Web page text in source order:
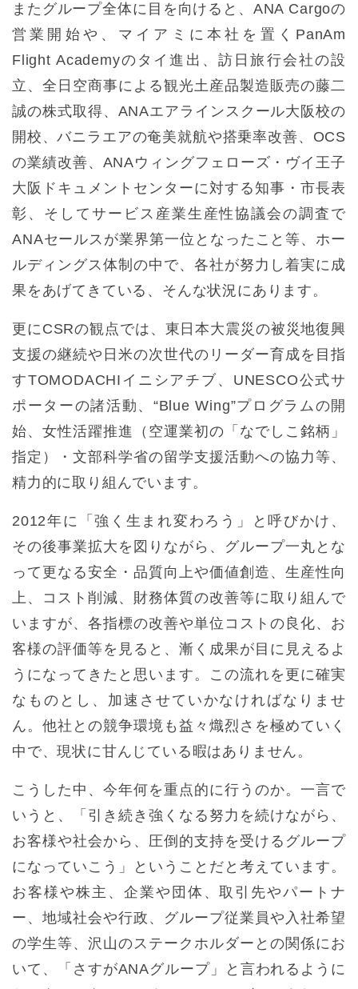
またグループ全体に目を向けると、ANA Cargoの
営業開始や、マイアミに本社を置くPanAm
Flight Academyのタイ進出、訪日旅行会社の設
立、全日空商事による観光土産品製造販売の藤二
誠の株式取得、ANAエアラインスクール大阪校の
開校、バニラエアの奄美就航や搭乗率改善、OCS
の業績改善、ANAウィングフェローズ・ヴイ王子
大阪ドキュメントセンターに対する知事・市長表
彰、そしてサービス産業生産性協議会の調査で
ANAセールスが業界第一位となったこと等、ホー
ルディングス体制の中で、各社が努力し着実に成
果をあげてきている、そんな状況にあります。
更にCSRの観点では、東日本大震災の被災地復興
支援の継続や日米の次世代のリーダー育成を目指
すTOMODACHIイニシアチブ、UNESCO公式サ
ポーターの諸活動、“Blue Wing”プログラムの開
始、女性活躍推進（空運業初の「なでしこ銘柄」
指定）・文部科学省の留学支援活動への協力等、
精力的に取り組んでいます。
2012年に「強く生まれ変わろう」と呼びかけ、
その後事業拡大を図りながら、グループ一丸とな
って更なる安全・品質向上や価値創造、生産性向
上、コスト削減、財務体質の改善等に取り組んで
いますが、各指標の改善や単位コストの良化、お
客様の評価等を見ると、漸く成果が目に見えるよ
うになってきたと思います。この流れを更に確実
なものとし、加速させていかなければなりませ
ん。他社との競争環境も益々熾烈さを極めていく
中で、現状に甘んじている暇はありません。
こうした中、今年何を重点的に行うのか。一言で
いうと、「引き続き強くなる努力を続けながら、
お客様や社会から、圧倒的支持を受けるグループ
になっていこう」ということだと考えています。
お客様や株主、企業や団体、取引先やパートナ
ー、地域社会や行政、グループ従業員や入社希望
の学生等、沢山のステークホルダーとの関係にお
いて、「さすがANAグループ」と言われるように